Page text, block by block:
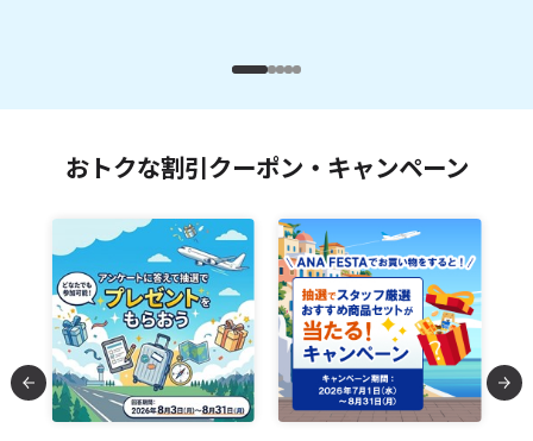
おトクな割引クーポン・キャンペーン